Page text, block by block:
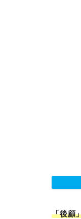
「後顧